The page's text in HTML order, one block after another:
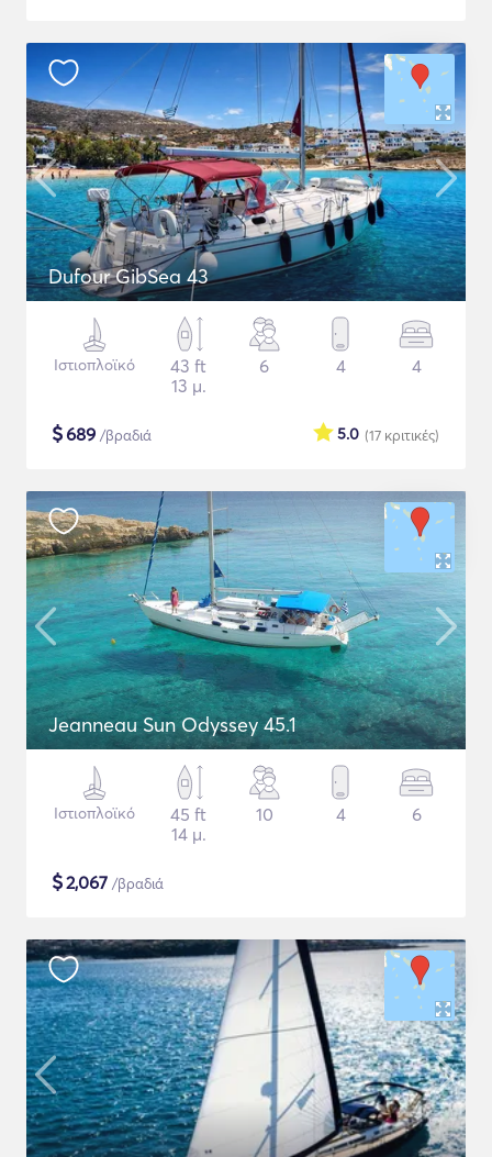
Dufour GibSea 43
Ιστιοπλοϊκό
43 ft
13 μ.
6 4 4
$689 /βραδιά (17 κριτικές)
5.0
Jeanneau Sun Odyssey 45.1
Ιστιοπλοϊκό
45 ft
14 μ.
10 4 6
$2,067 /βραδιά